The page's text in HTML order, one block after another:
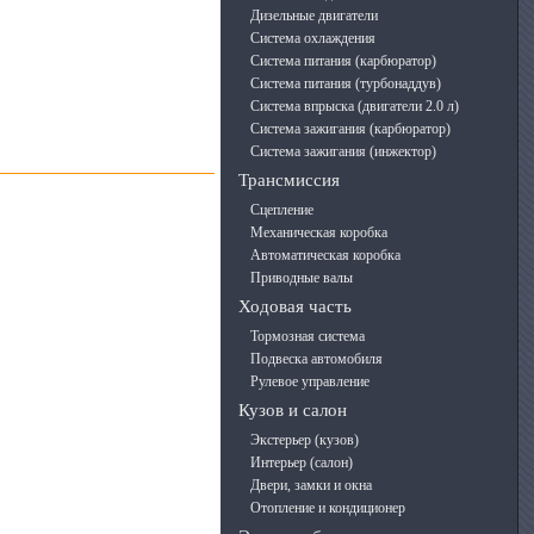
Дизельные двигатели
Система охлаждения
Система питания (карбюратор)
Система питания (турбонаддув)
Система впрыска (двигатели 2.0 л)
Система зажигания (карбюратор)
Система зажигания (инжектор)
Трансмиссия
Сцепление
Механическая коробка
Автоматическая коробка
Приводные валы
Ходовая часть
Тормозная система
Подвеска автомобиля
Рулевое управление
Кузов и салон
Экстерьер (кузов)
Интерьер (салон)
Двери, замки и окна
Отопление и кондиционер